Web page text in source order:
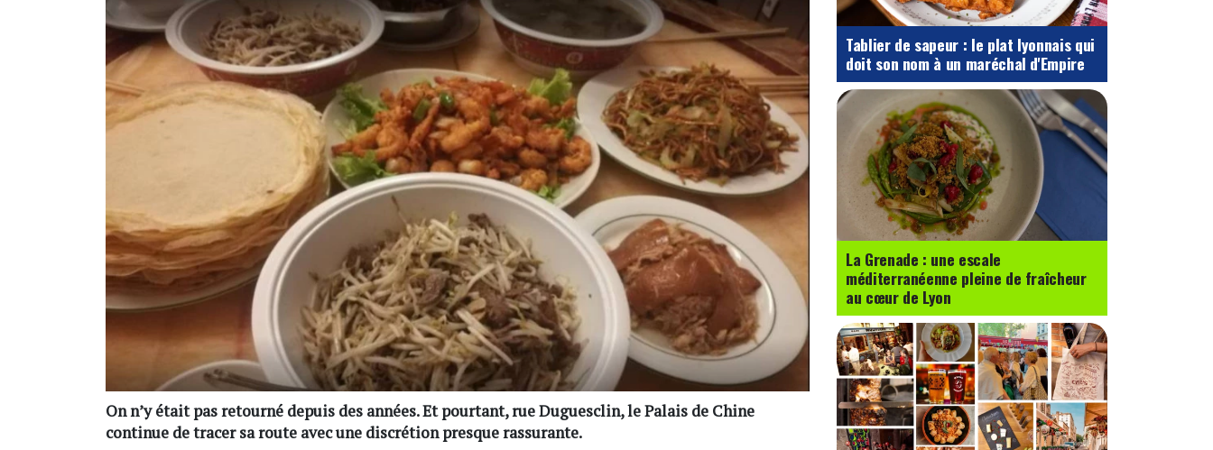
On n’y était pas retourné depuis des années. Et pourtant, rue Duguesclin, le Palais de Chine
continue de tracer sa route avec une discrétion presque rassurante.
Tablier de sapeur : le plat lyonnais qui
doit son nom à un maréchal d'Empire
La Grenade : une escale
méditerranéenne pleine de fraîcheur
au cœur de Lyon